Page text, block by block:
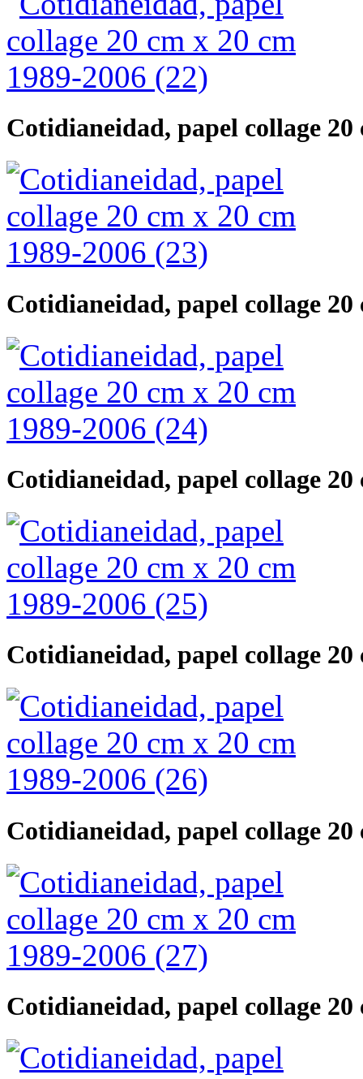
Cotidianeidad, papel collage 20
Cotidianeidad, papel collage 20
Cotidianeidad, papel collage 20
Cotidianeidad, papel collage 20
Cotidianeidad, papel collage 20
Cotidianeidad, papel collage 20